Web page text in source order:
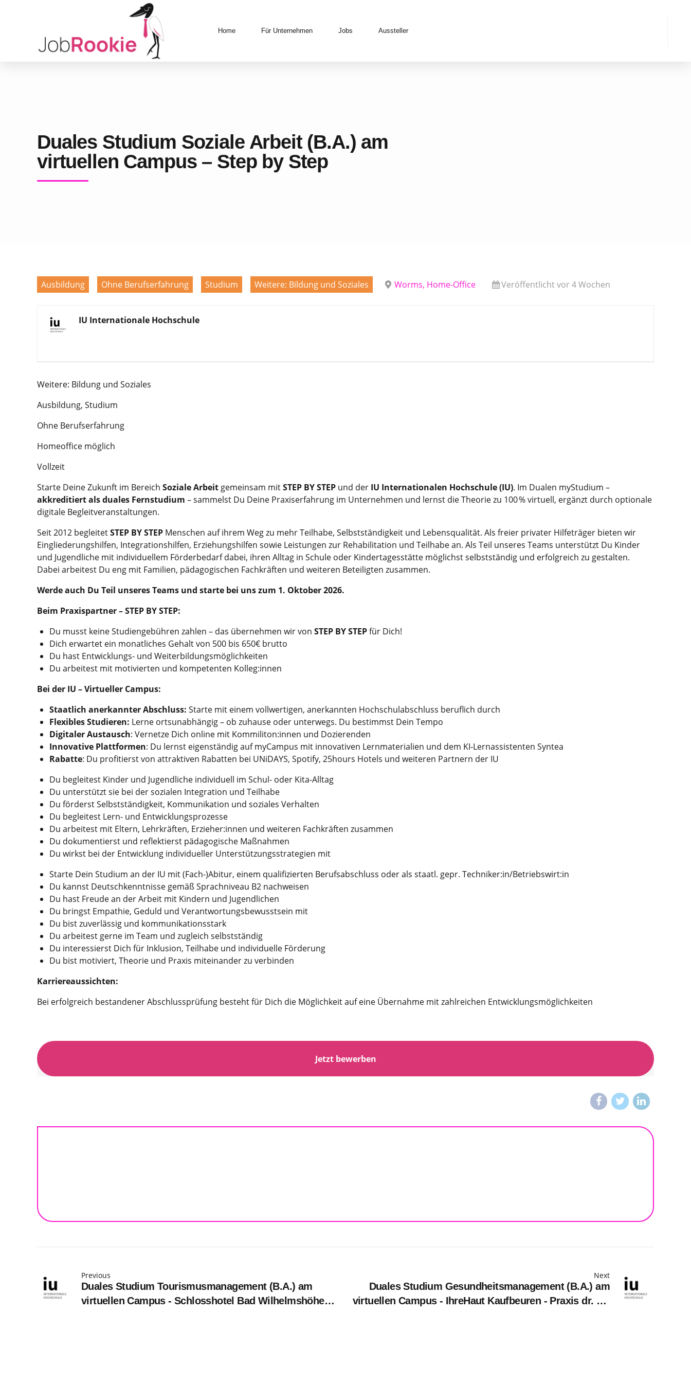
Home Für Unternehmen Jobs Aussteller
Duales Studium Soziale Arbeit (B.A.) am
virtuellen Campus – Step by Step
Ausbildung Ohne Berufserfahrung Studium Weitere: Bildung und Soziales Worms, Home-Office Veröffentlicht vor 4 Wochen
IU Internationale Hochschule
Weitere: Bildung und Soziales
Ausbildung, Studium
Ohne Berufserfahrung
Homeoffice möglich
Vollzeit
Starte Deine Zukunft im Bereich Soziale Arbeit gemeinsam mitSTEP BY STEP und der IU Internationalen Hochschule (IU). Im Dualen myStudium –
akkreditiert als duales Fernstudium – sammelst Du Deine Praxiserfahrung im Unternehmen und lernst die Theorie zu 100 % virtuell, ergänzt durch optionale
digitale Begleitveranstaltungen.
Seit 2012 begleitetSTEP BY STEP Menschen auf ihrem Weg zu mehr Teilhabe, Selbstständigkeit und Lebensqualität. Als freier privater Hilfeträger bieten wir
Eingliederungshilfen, Integrationshilfen, Erziehungshilfen sowie Leistungen zur Rehabilitation und Teilhabe an. Als Teil unseres Teams unterstützt Du Kinder
und Jugendliche mit individuellem Förderbedarf dabei, ihren Alltag in Schule oder Kindertagesstätte möglichst selbstständig und erfolgreich zu gestalten.
Dabei arbeitest Du eng mit Familien, pädagogischen Fachkräften und weiteren Beteiligten zusammen.
Werdeauch Du Teil unseres Teams und starte bei uns zum 1. Oktober2026.
Beim Praxispartner – STEP BY STEP:
Du musst keine Studiengebühren zahlen – das übernehmen wir von STEP BY STEPfür Dich!
Dich erwartet ein monatliches Gehalt von 500 bis 650€ brutto
Du hast Entwicklungs- und Weiterbildungsmöglichkeiten
Du arbeitest mit motivierten und kompetenten Kolleg:innen
Bei der IU – Virtueller Campus:
Staatlich anerkannter Abschluss: Starte mit einem vollwertigen, anerkannten Hochschulabschluss beruflich durch
Flexibles Studieren: Lerne ortsunabhängig – ob zuhause oder unterwegs. Du bestimmst Dein Tempo
Digitaler Austausch: Vernetze Dich online mit Kommiliton:innen und Dozierenden
Innovative Plattformen: Du lernst eigenständig auf myCampus mit innovativen Lernmaterialien und dem KI‑Lernassistenten Syntea
Rabatte: Du profitierst von attraktiven Rabatten bei UNiDAYS, Spotify, 25hours Hotels und weiteren Partnern der IU
Du begleitest Kinder und Jugendliche individuell im Schul- oder Kita-Alltag
Du unterstützt sie bei der sozialen Integration und Teilhabe
Du förderst Selbstständigkeit, Kommunikation und soziales Verhalten
Du begleitest Lern- und Entwicklungsprozesse
Du arbeitest mit Eltern, Lehrkräften, Erzieher:innen und weiteren Fachkräften zusammen
Du dokumentierst und reflektierst pädagogische Maßnahmen
Du wirkst bei der Entwicklung individueller Unterstützungsstrategien mit
Starte Dein Studium an der IU mit (Fach-)Abitur, einem qualifizierten Berufsabschluss oder als staatl. gepr. Techniker:in/Betriebswirt:in
Du kannst Deutschkenntnisse gemäß Sprachniveau B2 nachweisen
Du hast Freude an der Arbeit mit Kindern und Jugendlichen
Du bringst Empathie, Geduld und Verantwortungsbewusstsein mit
Du bist zuverlässig und kommunikationsstark
Du arbeitest gerne im Team und zugleich selbstständig
Du interessierst Dich für Inklusion, Teilhabe und individuelle Förderung
Du bist motiviert, Theorie und Praxis miteinander zu verbinden
Karriereaussichten:
Bei erfolgreich bestandener Abschlussprüfung besteht für Dich die Möglichkeit auf eine Übernahme mit zahlreichen Entwicklungsmöglichkeiten
Previous
Duales Studium Tourismusmanagement (B.A.) am
virtuellen Campus - Schlosshotel Bad Wilhelmshöhe
Next
Duales Studium Gesundheitsmanagement (B.A.) am
virtuellen Campus - IhreHaut Kaufbeuren - Praxis dr. sc.